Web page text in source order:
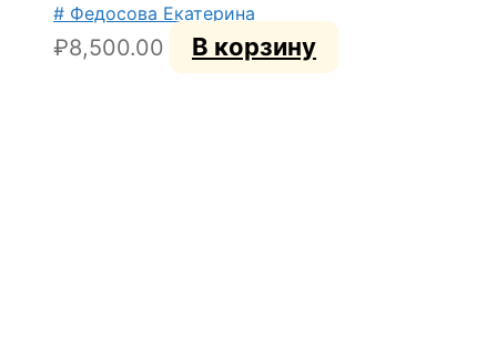
# Федосова Екатерина
₽8,500.00 В корзину